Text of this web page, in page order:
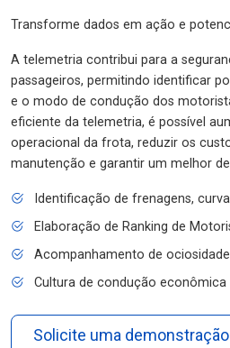
Transforme dados em ação e
A telemetria contribui para a
passageiros, permitindo identificar
e o modo de condução dos
eficiente da telemetria, é possível
operacional da frota, reduzir os
manutenção e garantir um melhor
Identificação de frenagens,
Elaboração de Ranking de
Acompanhamento de
Cultura de condução econômica
Solicite uma demonstração